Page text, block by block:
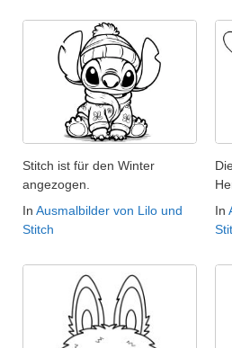
Stitch ist für den Winter
angezogen.
In Ausmalbilder von Lilo und
Stitch
In